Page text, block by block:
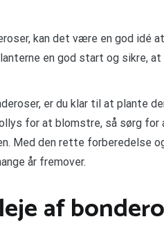
kan det være en god idé
en god start og sikre,
er du klar til at plante
for at blomstre, så sørg
Med den rette forberedelse
år fremover.
af